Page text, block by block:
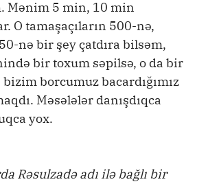
Mənim 5 min, 10 min
O tamaşaçıların 500-nə,
nə bir şey çatdıra bilsəm,
bir toxum səpilsə, o da bir
borcumuz bacardığımız
Məsələlər danışdıqca
yox.
Rəsulzadə adı ilə bağlı bir